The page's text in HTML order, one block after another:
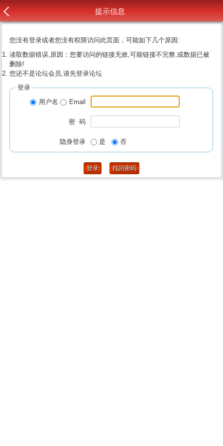
提示信息
您没有登录或者您没有权限访问此页面，可能如下几个原因:
读取数据错误,原因：您要访问的链接无效,可能链接不完整,或数据已被
删除!
您还不是论坛会员,请先登录论坛
登录
用户名
Email
密 码
隐身登录 是 否